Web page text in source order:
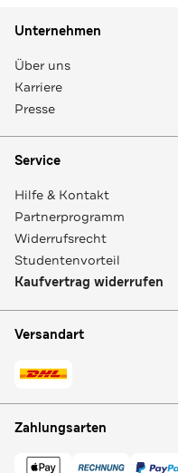
Unternehmen
Über uns
Karriere
Presse
Service
Hilfe & Kontakt
Partnerprogramm
Widerrufsrecht
Studentenvorteil
Kaufvertrag widerrufen
Versandart
Zahlungsarten